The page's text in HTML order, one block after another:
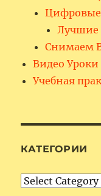
Лучшие
Снимаем
Видео Уроки
Учебная
КАТЕГОРИИ
Категории